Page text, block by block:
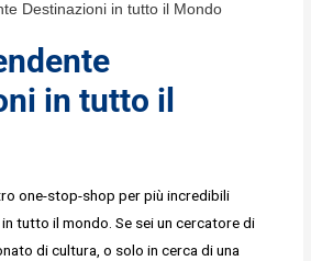
Destinazioni in tutto il Mondo
in tutto il
one-stop-shop per più incredibili
tutto il mondo. Se sei un cercatore di
di cultura, o solo in cerca di una